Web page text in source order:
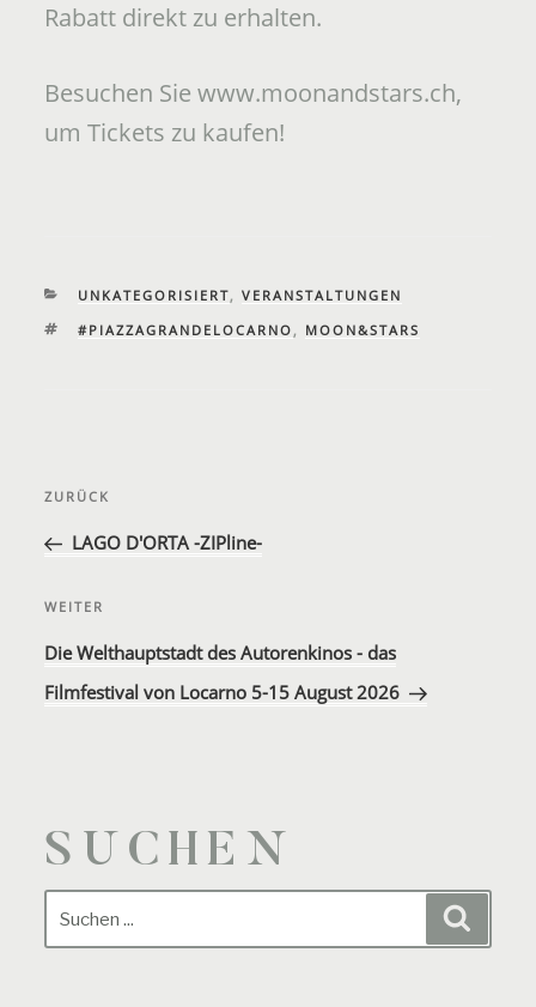
Rabatt direkt zu erhalten.
Besuchen Sie www.moonandstars.ch,
um Tickets zu kaufen!
KATEGORIEN
UNKATEGORISIERT, VERANSTALTUNGEN
SCHLAGWÖRTER
#PIAZZAGRANDELOCARNO , MOON&STARS
Beitragsnavigation
Vorherigen
Post
ZURÜCK
LAGO D'ORTA -ZIPline-
Nächster
Beitrag
WEITER
Die Welthauptstadt des Autorenkinos - das
Filmfestival von Locarno 5-15 August 2026
SUCHEN
Suchen: